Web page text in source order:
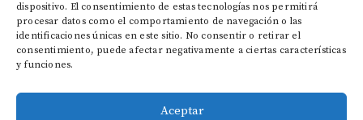
dispositivo. El consentimiento de estas tecnologías nos permitirá
procesar datos como el comportamiento de navegación o las
identificaciones únicas en este sitio. No consentir o retirar el
consentimiento, puede afectar negativamente a ciertas características
y funciones.
Aceptar
CONTACTO